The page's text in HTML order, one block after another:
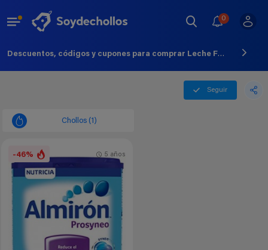
0
Descuentos, códigos y cupones para comprar Leche Formula - Agosto - 2026
Seguir
Chollos (1)
-46% 5 años